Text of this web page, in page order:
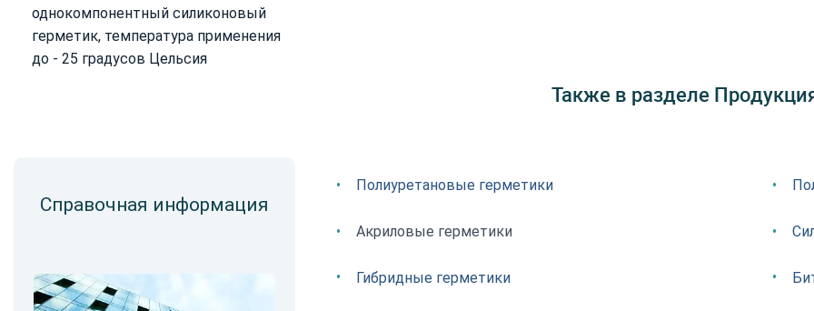
однокомпонентный силиконовый
герметик, температура применения
до - 25 градусов Цельсия
Справочная информация
Также в разделе
Полиуретановые герметики
Акриловые герметики
Гибридные герметики